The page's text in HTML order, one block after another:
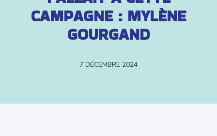
CAMPAGNE : MYLÈNE
GOURGAND
7 DÉCEMBRE 2024